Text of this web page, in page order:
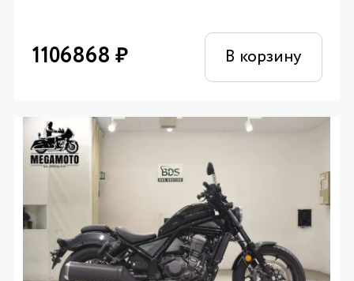
1106868 ₽ В корзину